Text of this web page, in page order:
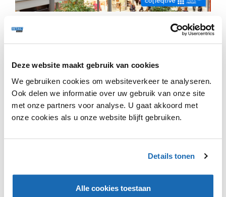
Deze website maakt gebruik van cookies
We gebruiken cookies om websiteverkeer te analyseren.
Ook delen we informatie over uw gebruik van onze site
met onze partners voor analyse. U gaat akkoord met
onze cookies als u onze website blijft gebruiken.
Details tonen
Alle cookies toestaan
Dirk praat met Harry over de verandering die Profuomo
van duurzaamheid.
In deze podcast belt Dirk Mulder met ondernemers om
te praten over hun bedrijf, ontwikkelingen in de sector
en de uitdagingen die zij ervaren. Doel van deze
podcast is om andere ondernemers te inspireren.